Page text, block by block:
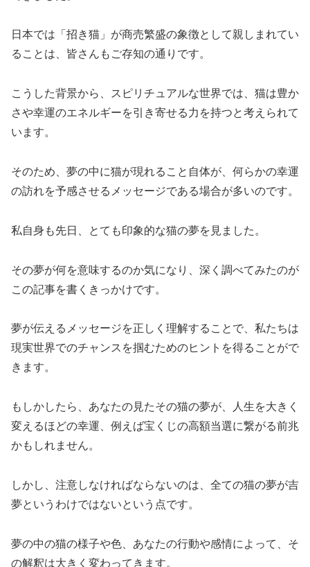
日本では「招き猫」が商売繁盛の象徴として親しまれてい
ることは、皆さんもご存知の通りです。
こうした背景から、スピリチュアルな世界では、猫は豊か
さや幸運のエネルギーを引き寄せる力を持つと考えられて
います。
そのため、夢の中に猫が現れること自体が、何らかの幸運
の訪れを予感させるメッセージである場合が多いのです。
私自身も先日、とても印象的な猫の夢を見ました。
その夢が何を意味するのか気になり、深く調べてみたのが
この記事を書くきっかけです。
夢が伝えるメッセージを正しく理解することで、私たちは
現実世界でのチャンスを掴むためのヒントを得ることがで
きます。
もしかしたら、あなたの見たその猫の夢が、人生を大きく
変えるほどの幸運、例えば宝くじの高額当選に繋がる前兆
かもしれません。
しかし、注意しなければならないのは、全ての猫の夢が吉
夢というわけではないという点です。
夢の中の猫の様子や色、あなたの行動や感情によって、そ
の解釈は大きく変わってきます。